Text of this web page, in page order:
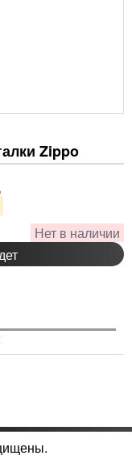
Zippo
Нет в наличии